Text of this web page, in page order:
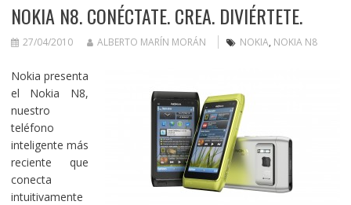
NOKIA N8. CONÉCTATE. CREA. DIVIÉRTETE.
27/04/2010 ALBERTO MARÍN MORÁN NOKIA, NOKIA N8
Nokia presenta
el Nokia N8,
nuestro
teléfono
inteligente más
reciente que
conecta
intuitivamente